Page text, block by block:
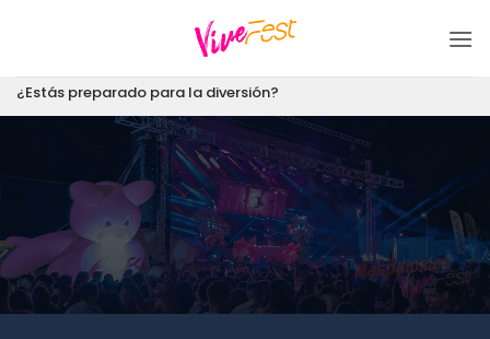
¿Estás preparado para la diversión?